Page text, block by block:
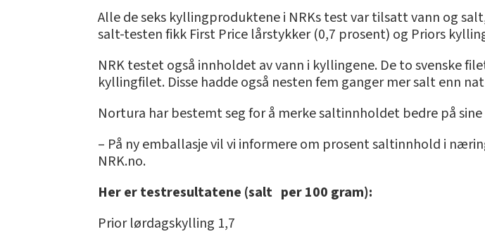
Alle de seks kyllingproduktene i NRKs test var tilsatt vann og
salt-testen fikk First Price lårstykker (0,7 prosent) og Priors
NRK testet også innholdet av vann i kyllingene. De to svenske
kyllingfilet. Disse hadde også nesten fem ganger mer salt enn
Nortura har bestemt seg for å merke saltinnholdet bedre på
– På ny emballasje vil vi informere om prosent saltinnhold i
NRK.no.
Her er testresultatene (salt per 100 gram):
Prior lørdagskylling 1,7